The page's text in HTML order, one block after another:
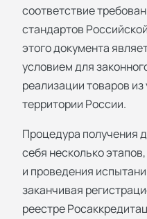
соответствие
стандартов
этого документа
условием для
реализации товаров
территории России.
Процедура получения
себя несколько
и проведения
заканчивая
реестре